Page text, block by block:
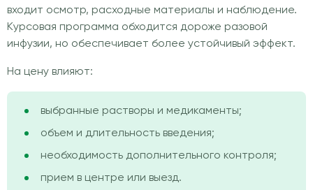
входит осмотр, расходные материалы и наблюдение.
Курсовая программа обходится дороже разовой
инфузии, но обеспечивает более устойчивый эффект.
На цену влияют:
выбранные растворы и медикаменты;
объем и длительность введения;
необходимость дополнительного контроля;
прием в центре или выезд.